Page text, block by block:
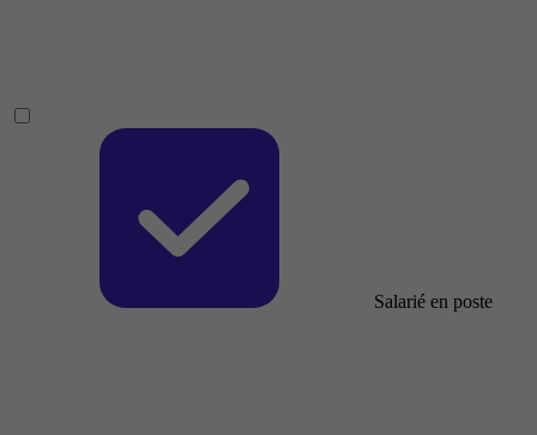
Salarié en poste